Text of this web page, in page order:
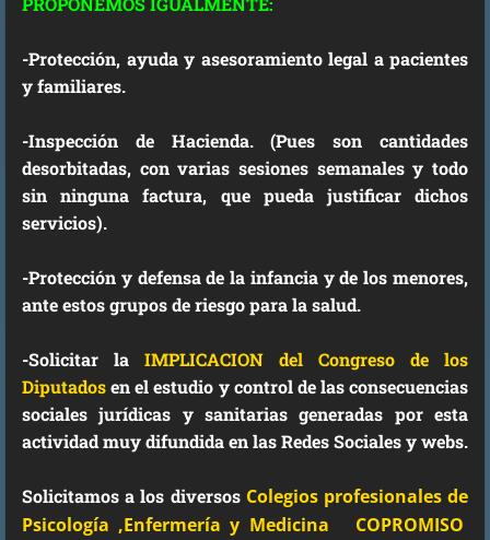
-Protección, ayuda y asesoramiento legal a pacientes
y familiares.
-Inspección de Hacienda. (Pues son cantidades
desorbitadas, con varias sesiones semanales y todo
sin ninguna factura, que pueda justificar dichos
servicios).
-Protección y defensa de la infancia y de los menores,
ante estos grupos de riesgo para la salud.
-Solicitar la IMPLICACION del Congreso de los
Diputadosen el estudio y control de las consecuencias
sociales jurídicas y sanitarias generadas por esta
actividad muy difundida en las Redes Sociales y webs.
Solicitamos a los diversos Colegios profesionales de
Psicología ,Enfermería y Medicina COPROMISO